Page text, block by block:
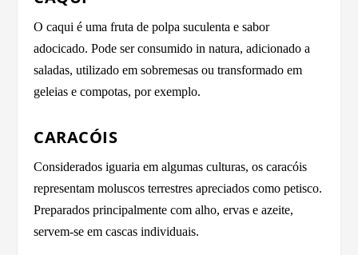
O caqui é uma fruta de polpa suculenta e sabor
adocicado. Pode ser consumido in natura, adicionado a
saladas, utilizado em sobremesas ou transformado em
geleias e compotas, por exemplo.
CARACÓIS
Considerados iguaria em algumas culturas, os caracóis
representam moluscos terrestres apreciados como petisco.
Preparados principalmente com alho, ervas e azeite,
servem-se em cascas individuais.